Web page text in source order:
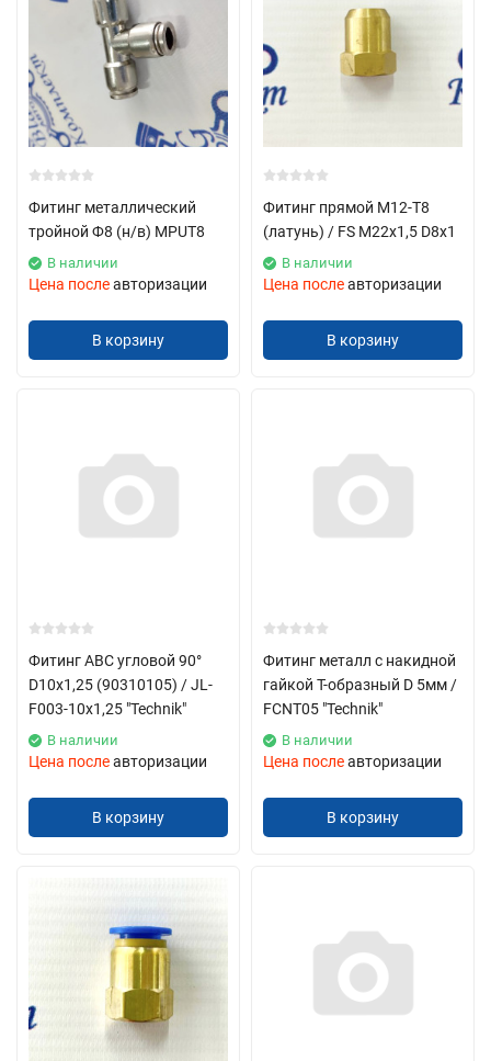
Фитинг металлический
тройной Ф8 (н/в) MPUT8
В наличии
Цена послеавторизации
В корзину
Фитинг прямой М12-Т8
(латунь) / FS М22х1,5 D8х1
В наличии
Цена послеавторизации
В корзину
Фитинг ABC угловой 90°
D10x1,25 (90310105) / JL-
F003-10x1,25 "Technik"
В наличии
Цена послеавторизации
В корзину
Фитинг металл с накидной
гайкой Т-образный D 5мм /
FCNT05 "Technik"
В наличии
Цена послеавторизации
В корзину